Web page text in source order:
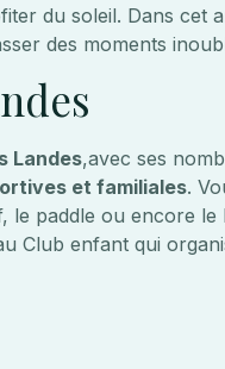
du soleil. Dans cet
des moments
Landes,avec ses
et familiales.
le paddle ou encore
Club enfant qui